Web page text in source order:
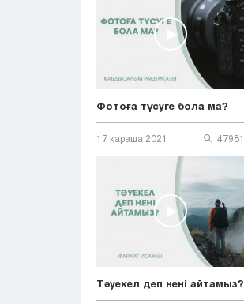
Фотоға түсуге бола ма?
17 қараша 2021 47981
Тәуекел деп нені айтамыз?